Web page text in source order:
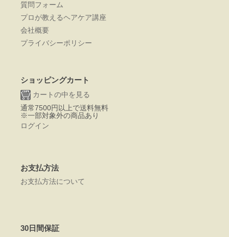
質問フォーム
プロが教えるヘアケア講座
会社概要
プライバシーポリシー
ショッピングカート
カートの中を見る
通常7500円以上で送料無料
※一部対象外の商品あり
ログイン
お支払方法
お支払方法について
30日間保証